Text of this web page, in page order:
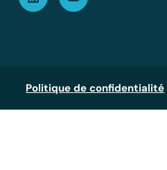
Politique de confidentialité